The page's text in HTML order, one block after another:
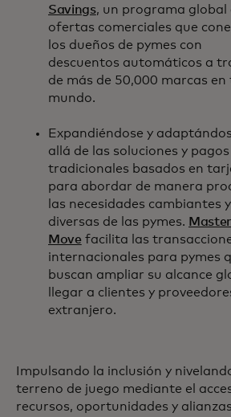
Savings, un programa global
ofertas comerciales que
los dueños de pymes con
descuentos automáticos a
de más de 50,000 marcas en
mundo.
Expandiéndose y
allá de las soluciones y pagos
tradicionales basados en
para abordar de manera
las necesidades cambiantes y
diversas de las pymes.
Move facilita las
internacionales para pymes
buscan ampliar su alcance
llegar a clientes y
extranjero.
Impulsando la inclusión y
terreno de juego mediante el
recursos, oportunidades y